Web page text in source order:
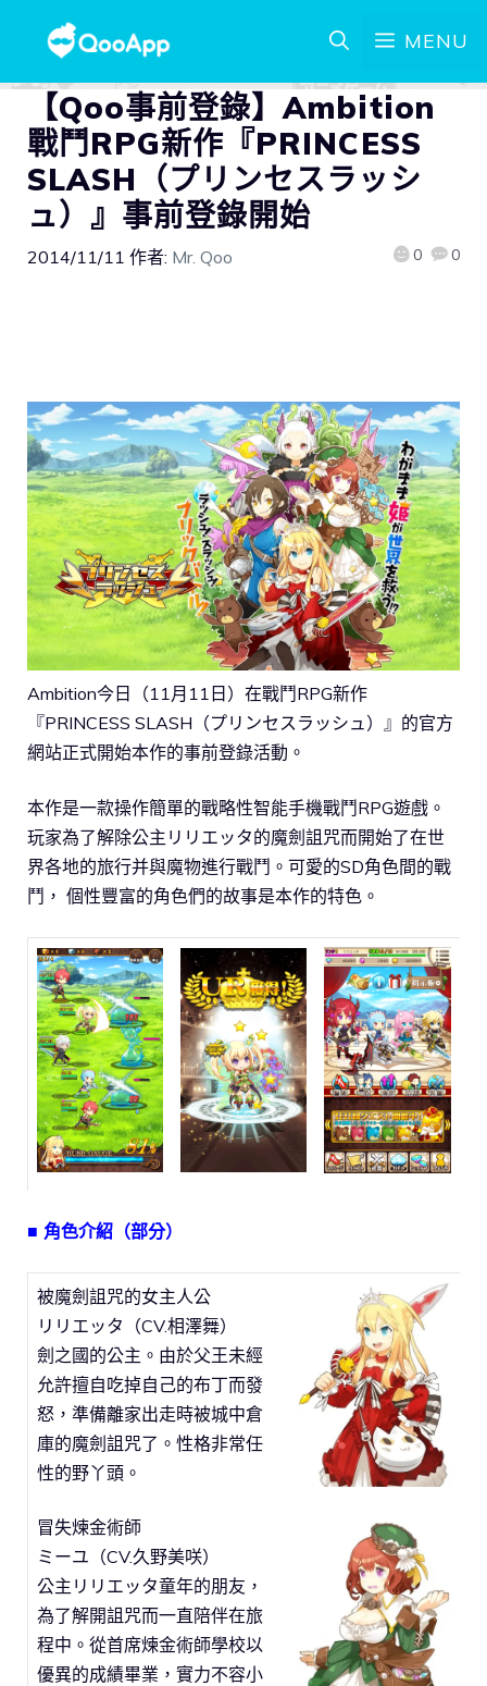
MENU
【Qoo事前登錄】Ambition
戰鬥RPG新作『PRINCESS
SLASH（プリンセスラッシ
ュ）』事前登錄開始
2014/11/11 作者: Mr. Qoo 0 0
Ambition今日（11月11日）在戰鬥RPG新作
『PRINCESS SLASH（プリンセスラッシュ）』的官方
網站正式開始本作的事前登錄活動。
本作是一款操作簡單的戰略性智能手機戰鬥RPG遊戲。
玩家為了解除公主リリエッタ的魔劍詛咒而開始了在世
界各地的旅行并與魔物進行戰鬥。可愛的SD角色間的戰
鬥， 個性豐富的角色們的故事是本作的特色。
■ 角色介紹（部分）
被魔劍詛咒的女主人公
リリエッタ（CV.相澤舞）
劍之國的公主。由於父王未經
允許擅自吃掉自己的布丁而發
怒，準備離家出走時被城中倉
庫的魔劍詛咒了。性格非常任
性的野丫頭。
冒失煉金術師
ミーユ（CV.久野美咲）
公主リリエッタ童年的朋友，
為了解開詛咒而一直陪伴在旅
程中。從首席煉金術師學校以
優異的成績畢業，實力不容小